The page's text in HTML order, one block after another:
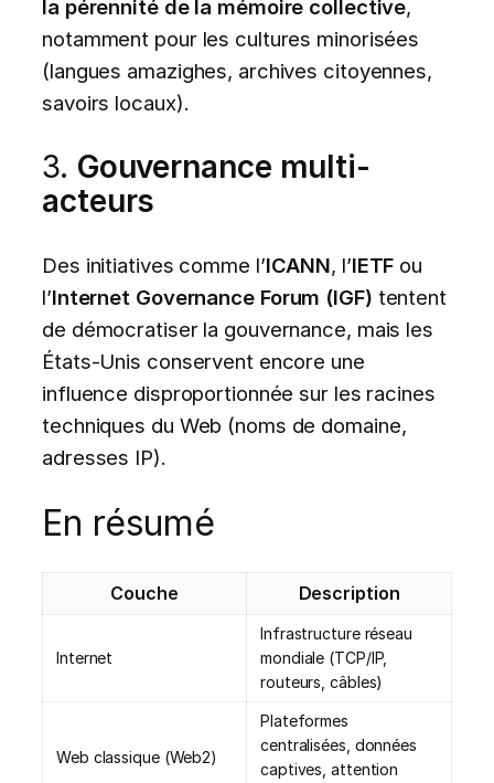
la pérennité de la mémoire collective,
notamment pour les cultures minorisées
(langues amazighes, archives citoyennes,
savoirs locaux).
3. Gouvernance multi-
acteurs
Des initiatives comme l’ICANN, l’IETF ou
l’Internet Governance Forum (IGF) tentent
de démocratiser la gouvernance, mais les
États-Unis conservent encore une
influence disproportionnée sur les racines
techniques du Web (noms de domaine,
adresses IP).
En résumé
Couche Description
Internet
Infrastructure réseau
mondiale (TCP/IP,
routeurs, câbles)
Web classique (Web2)
Plateformes
centralisées, données
captives, attention